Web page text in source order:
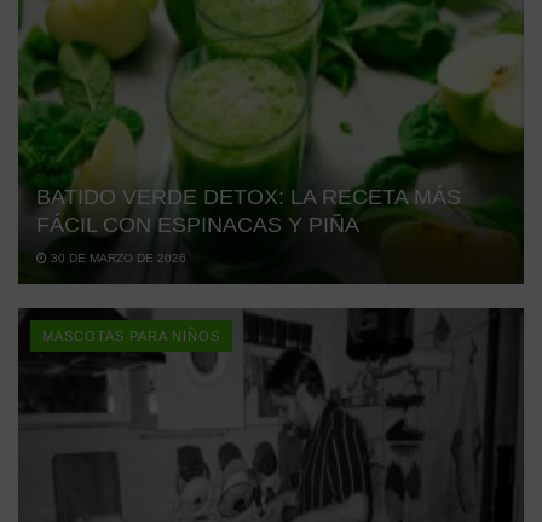
BATIDO VERDE DETOX: LA RECETA MÁS
FÁCIL CON ESPINACAS Y PIÑA
30 DE MARZO DE 2026
MASCOTAS PARA NIÑOS